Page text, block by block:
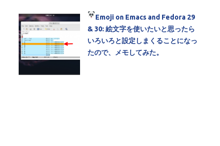
Emojion Emacs and Fedora 29
& 30: 絵文字を使いたいと思ったら
いろいろと設定しまくることになっ
たので、メモしてみた。